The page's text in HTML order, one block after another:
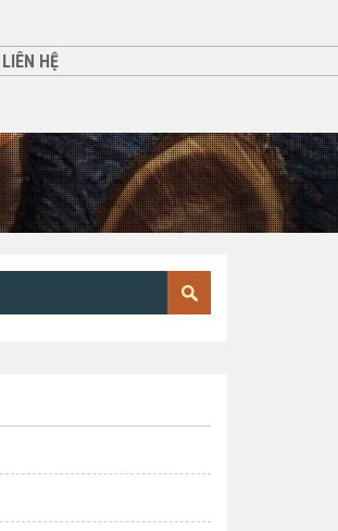
LIÊN HỆ